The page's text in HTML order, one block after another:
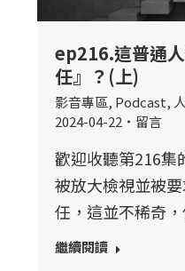
ep216.這普通
任』？(上)
影音專區, Podcast,
2024-04-22
留言
歡迎收聽第216集
被放大檢視並被
任，這並不稀奇
繼續閱讀